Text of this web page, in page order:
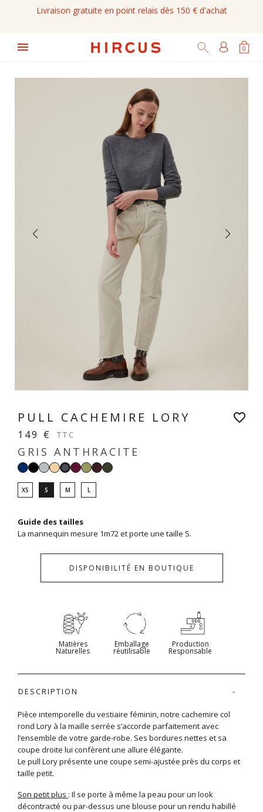
Livraison gratuite en point relais dès 150 € d'achat
0
PULL CACHEMIRE LORY
149 € TTC
GRIS ANTHRACITE
Navy
NoirGris
perle
Beige
clair
Gris
anthracite
PruneSaugeChocolat
XS S M L
Guide des tailles
La mannequin mesure 1m72 et porte une taille S.
DISPONIBILITÉ EN BOUTIQUE
favorite_border
Matières
Naturelles
Emballage
réutilisable
Production
Responsable
DESCRIPTION
Pièce intemporelle du vestiaire féminin, notre cachemire col
rond Lory à la maille serrée s’accorde parfaitement avec
l’ensemble de votre garde-robe. Ses bordures nettes et sa
coupe droite lui confèrent une allure élégante.
Le pull Lory présente une coupe semi-ajustée près du corps et
taille petit.
Son petit plus : Il se porte à même la peau pour un look
décontracté ou par-dessus une blouse pour un rendu habillé